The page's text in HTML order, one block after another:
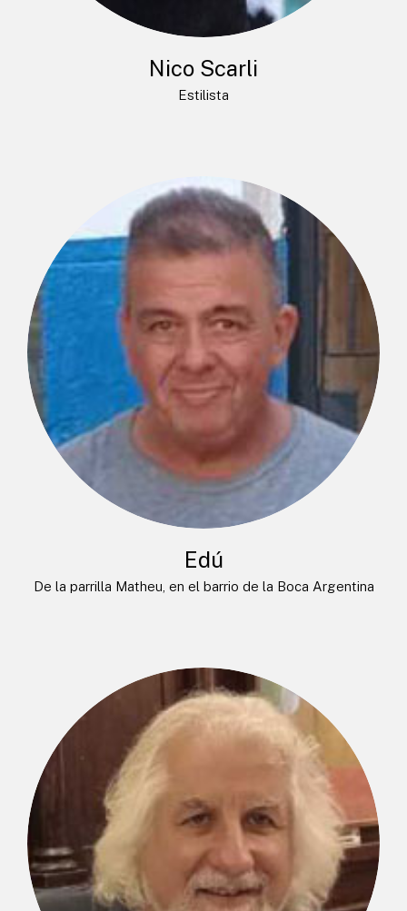
Nico Scarli
Estilista
Edú
De la parrilla Matheu, en el barrio de la Boca Argentina